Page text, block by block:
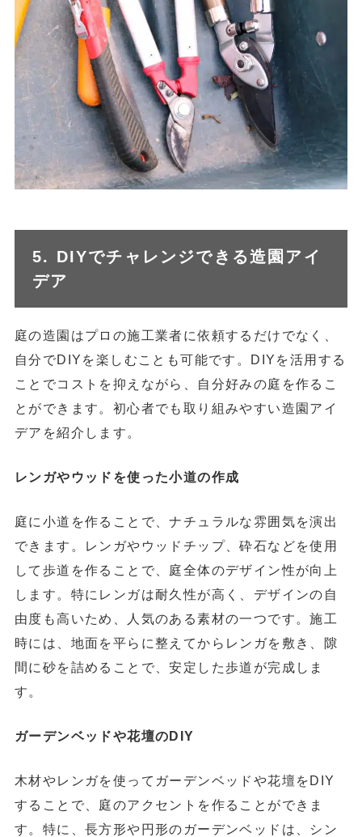
5. DIYでチャレンジできる造園アイ
デア
庭の造園はプロの施工業者に依頼するだけでなく、
自分でDIYを楽しむことも可能です。DIYを活用する
ことでコストを抑えながら、自分好みの庭を作るこ
とができます。初心者でも取り組みやすい造園アイ
デアを紹介します。
レンガやウッドを使った小道の作成
庭に小道を作ることで、ナチュラルな雰囲気を演出
できます。レンガやウッドチップ、砕石などを使用
して歩道を作ることで、庭全体のデザイン性が向上
します。特にレンガは耐久性が高く、デザインの自
由度も高いため、人気のある素材の一つです。施工
時には、地面を平らに整えてからレンガを敷き、隙
間に砂を詰めることで、安定した歩道が完成しま
す。
ガーデンベッドや花壇のDIY
木材やレンガを使ってガーデンベッドや花壇をDIY
することで、庭のアクセントを作ることができま
す。特に、長方形や円形のガーデンベッドは、シン